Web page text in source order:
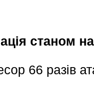
станом
66 разів